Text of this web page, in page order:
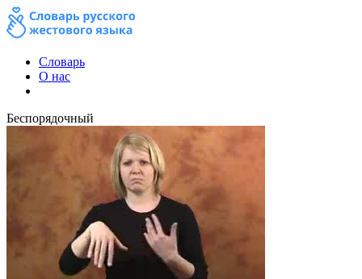
Словарь
О нас
Беспорядочный